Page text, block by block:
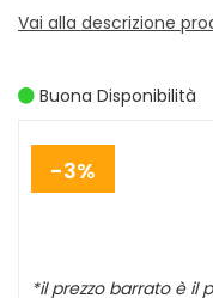
Vai alla descrizione
Buona Disponibilità
3%
*il prezzo barrato è il